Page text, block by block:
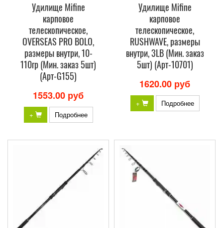
Удилище Mifine
карповое
телескопическое,
OVERSEAS PRO BOLO,
размеры внутри, 10-
110гр (Мин. заказ 5шт)
(Арт-G155)
1553.00 руб
+ Подробнее
Удилище Mifine
карповое
телескопическое,
RUSHWAVE, размеры
внутри, 3LB (Мин. заказ
5шт) (Арт-10701)
1620.00 руб
+ Подробнее